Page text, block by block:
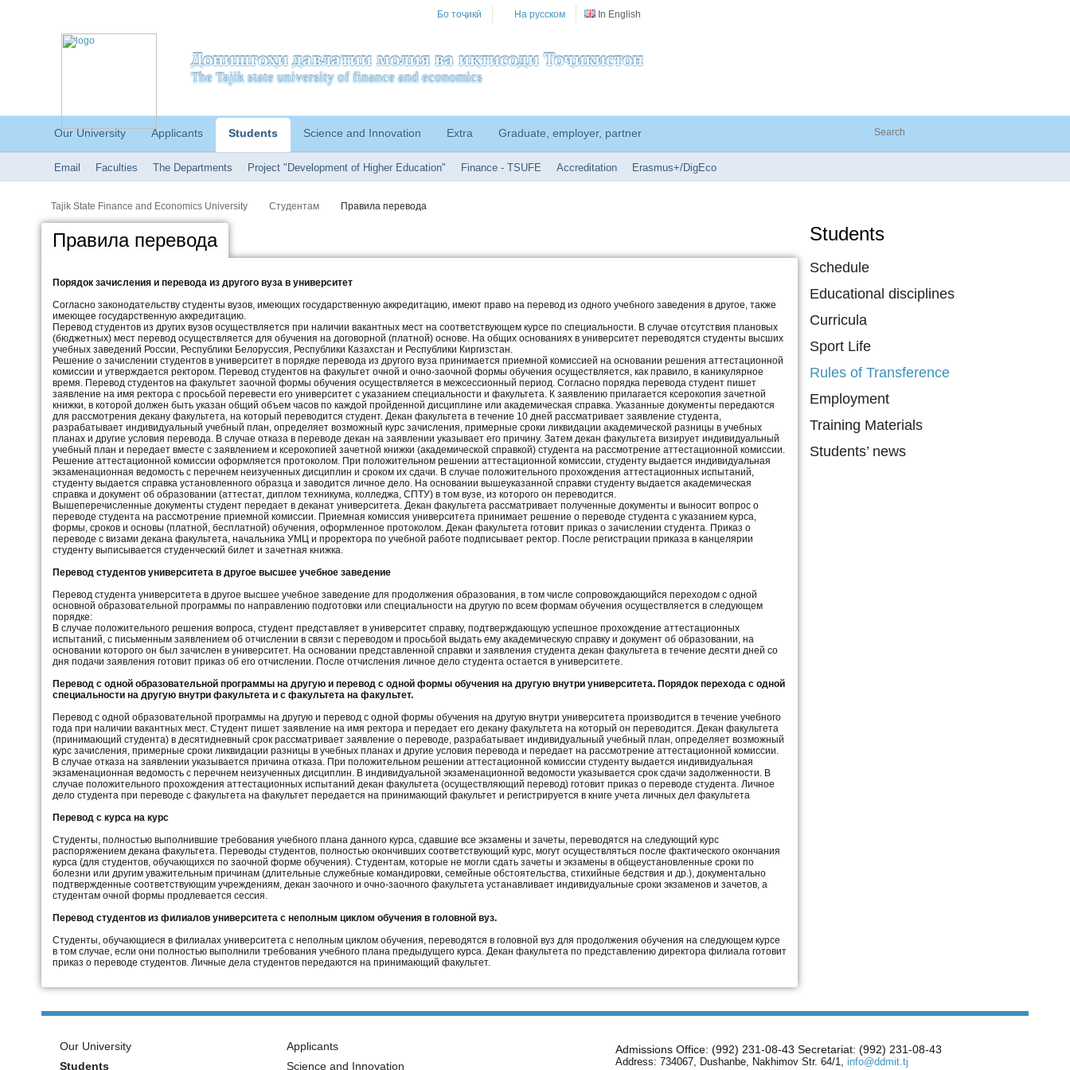
Бо тоҷикӣ На русском In English
Донишгоҳи давлатии молия ва иқтисоди Тоҷикистон
The Tajik state university of finance and economics
Our University Applicants Students Science and Innovation Extra Graduate, employer, partner
Email Faculties The Departments Project "Development of Higher Education" Finance - TSUFE Accreditation Erasmus+/DigEco
Tajik State Finance and Economics University Студентам Правила перевода
Students
Schedule
Educational disciplines
Curricula
Sport Life
Rules of Transference
Employment
Training Materials
Students’ news
Правила перевода
Порядок зачисления и перевода из другого вуза в университет
Согласно законодательству студенты вузов, имеющих государственную аккредитацию, имеют право на перевод из одного учебного заведения в другое, также
имеющее государственную аккредитацию.
Перевод студентов из других вузов осуществляется при наличии вакантных мест на соответствующем курсе по специальности. В случае отсутствия плановых
(бюджетных) мест перевод осуществляется для обучения на договорной (платной) основе. На общих основаниях в университет переводятся студенты высших
учебных заведений России, Республики Белоруссия, Республики Казахстан и Республики Киргизстан.
Решение о зачислении студентов в университет в порядке перевода из другого вуза принимается приемной комиссией на основании решения аттестационной
комиссии и утверждается ректором. Перевод студентов на факультет очной и очно-заочной формы обучения осуществляется, как правило, в каникулярное
время. Перевод студентов на факультет заочной формы обучения осуществляется в межсессионный период. Согласно порядка перевода студент пишет
заявление на имя ректора с просьбой перевести его университет с указанием специальности и факультета. К заявлению прилагается ксерокопия зачетной
книжки, в которой должен быть указан общий объем часов по каждой пройденной дисциплине или академическая справка. Указанные документы передаются
для рассмотрения декану факультета, на который переводится студент. Декан факультета в течение 10 дней рассматривает заявление студента,
разрабатывает индивидуальный учебный план, определяет возможный курс зачисления, примерные сроки ликвидации академической разницы в учебных
планах и другие условия перевода. В случае отказа в переводе декан на заявлении указывает его причину. Затем декан факультета визирует индивидуальный
учебный план и передает вместе с заявлением и ксерокопией зачетной книжки (академической справкой) студента на рассмотрение аттестационной комиссии.
Решение аттестационной комиссии оформляется протоколом. При положительном решении аттестационной комиссии, студенту выдается индивидуальная
экзаменационная ведомость с перечнем неизученных дисциплин и сроком их сдачи. В случае положительного прохождения аттестационных испытаний,
студенту выдается справка установленного образца и заводится личное дело. На основании вышеуказанной справки студенту выдается академическая
справка и документ об образовании (аттестат, диплом техникума, колледжа, СПТУ) в том вузе, из которого он переводится.
Вышеперечисленные документы студент передает в деканат университета. Декан факультета рассматривает полученные документы и выносит вопрос о
переводе студента на рассмотрение приемной комиссии. Приемная комиссия университета принимает решение о переводе студента с указанием курса,
формы, сроков и основы (платной, бесплатной) обучения, оформленное протоколом. Декан факультета готовит приказ о зачислении студента. Приказ о
переводе с визами декана факультета, начальника УМЦ и проректора по учебной работе подписывает ректор. После регистрации приказа в канцелярии
студенту выписывается студенческий билет и зачетная книжка.
Перевод студентов университета в другое высшее учебное заведение
Перевод студента университета в другое высшее учебное заведение для продолжения образования, в том числе сопровождающийся переходом с одной
основной образовательной программы по направлению подготовки или специальности на другую по всем формам обучения осуществляется в следующем
порядке:
В случае положительного решения вопроса, студент представляет в университет справку, подтверждающую успешное прохождение аттестационных
испытаний, с письменным заявлением об отчислении в связи с переводом и просьбой выдать ему академическую справку и документ об образовании, на
основании которого он был зачислен в университет. На основании представленной справки и заявления студента декан факультета в течение десяти дней со
дня подачи заявления готовит приказ об его отчислении. После отчисления личное дело студента остается в университете.
Перевод с одной образовательной программы на другую и перевод с одной формы обучения на другую внутри университета. Порядок перехода с одной
специальности на другую внутри факультета и с факультета на факультет.
Перевод с одной образовательной программы на другую и перевод с одной формы обучения на другую внутри университета производится в течение учебного
года при наличии вакантных мест. Студент пишет заявление на имя ректора и передает его декану факультета на который он переводится. Декан факультета
(принимающий студента) в десятидневный срок рассматривает заявление о переводе, разрабатывает индивидуальный учебный план, определяет возможный
курс зачисления, примерные сроки ликвидации разницы в учебных планах и другие условия перевода и передает на рассмотрение аттестационной комиссии.
В случае отказа на заявлении указывается причина отказа. При положительном решении аттестационной комиссии студенту выдается индивидуальная
экзаменационная ведомость с перечнем неизученных дисциплин. В индивидуальной экзаменационной ведомости указывается срок сдачи задолженности. В
случае положительного прохождения аттестационных испытаний декан факультета (осуществляющий перевод) готовит приказ о переводе студента. Личное
дело студента при переводе с факультета на факультет передается на принимающий факультет и регистрируется в книге учета личных дел факультета
Перевод с курса на курс
Студенты, полностью выполнившие требования учебного плана данного курса, сдавшие все экзамены и зачеты, переводятся на следующий курс
распоряжением декана факультета. Переводы студентов, полностью окончивших соответствующий курс, могут осуществляться после фактического окончания
курса (для студентов, обучающихся по заочной форме обучения). Студентам, которые не могли сдать зачеты и экзамены в общеустановленные сроки по
болезни или другим уважительным причинам (длительные служебные командировки, семейные обстоятельства, стихийные бедствия и др.), документально
подтвержденные соответствующим учреждениям, декан заочного и очно-заочного факультета устанавливает индивидуальные сроки экзаменов и зачетов, а
студентам очной формы продлевается сессия.
Перевод студентов из филиалов университета с неполным циклом обучения в головной вуз.
Студенты, обучающиеся в филиалах университета с неполным циклом обучения, переводятся в головной вуз для продолжения обучения на следующем курсе
в том случае, если они полностью выполнили требования учебного плана предыдущего курса. Декан факультета по представлению директора филиала готовит
приказ о переводе студентов. Личные дела студентов передаются на принимающий факультет.
Our University
Applicants
Students
Science and Innovation
Admissions Office: (992) 231-08-43 Secretariat: (992) 231-08-43
Address: 734067, Dushanbe, Nakhimov Str. 64/1, info@ddmit.tj